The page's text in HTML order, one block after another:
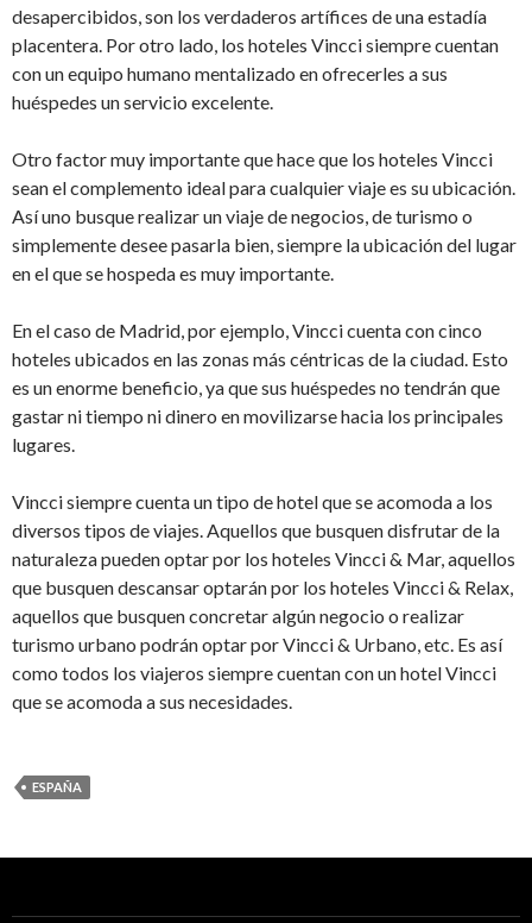
desapercibidos, son los verdaderos artífices de una estadía
placentera. Por otro lado, los hoteles Vincci siempre cuentan
con un equipo humano mentalizado en ofrecerles a sus
huéspedes un servicio excelente.
Otro factor muy importante que hace que los hoteles Vincci
sean el complemento ideal para cualquier viaje es su ubicación.
Así uno busque realizar un viaje de negocios, de turismo o
simplemente desee pasarla bien, siempre la ubicación del lugar
en el que se hospeda es muy importante.
En el caso de Madrid, por ejemplo, Vincci cuenta con cinco
hoteles ubicados en las zonas más céntricas de la ciudad. Esto
es un enorme beneficio, ya que sus huéspedes no tendrán que
gastar ni tiempo ni dinero en movilizarse hacia los principales
lugares.
Vincci siempre cuenta un tipo de hotel que se acomoda a los
diversos tipos de viajes. Aquellos que busquen disfrutar de la
naturaleza pueden optar por los hoteles Vincci & Mar, aquellos
que busquen descansar optarán por los hoteles Vincci & Relax,
aquellos que busquen concretar algún negocio o realizar
turismo urbano podrán optar por Vincci & Urbano, etc. Es así
como todos los viajeros siempre cuentan con un hotel Vincci
que se acomoda a sus necesidades.
ESPAÑA